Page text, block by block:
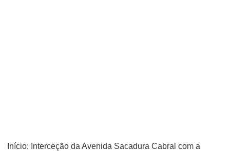
Início: Interceção da Avenida Sacadura Cabral com a